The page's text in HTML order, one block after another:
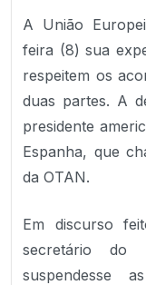
A União
feira (8) sua
respeitem os
duas partes. A
presidente
Espanha, que
da OTAN.
Em discurso
secretário do
suspendesse